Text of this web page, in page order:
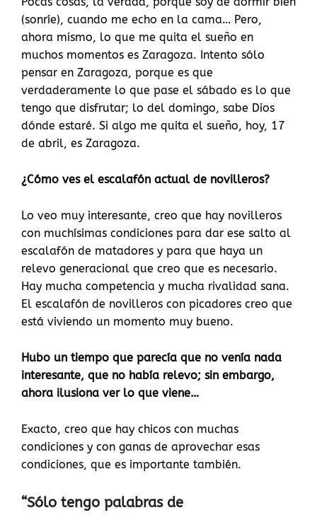
(sonríe), cuando me echo en la cama… Pero,
ahora mismo, lo que me quita el sueño en
muchos momentos es Zaragoza. Intento sólo
pensar en Zaragoza, porque es que
verdaderamente lo que pase el sábado es lo que
tengo que disfrutar; lo del domingo, sabe Dios
dónde estaré. Si algo me quita el sueño, hoy, 17
de abril, es Zaragoza.
¿Cómo ves el escalafón actual de novilleros?
Lo veo muy interesante, creo que hay novilleros
con muchísimas condiciones para dar ese salto al
escalafón de matadores y para que haya un
relevo generacional que creo que es necesario.
Hay mucha competencia y mucha rivalidad sana.
El escalafón de novilleros con picadores creo que
está viviendo un momento muy bueno.
Hubo un tiempo que parecía que no venía nada
interesante, que no había relevo; sin embargo,
ahora ilusiona ver lo que viene…
Exacto, creo que hay chicos con muchas
condiciones y con ganas de aprovechar esas
condiciones, que es importante también.
“Sólo tengo palabras de